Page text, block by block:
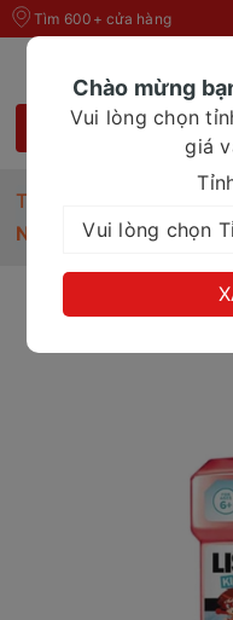
Tìm 600+ cửa hàng
Trang chủ
Đồ
Nước súc miệng
Chào mừng
Vui lòng chọn
giá